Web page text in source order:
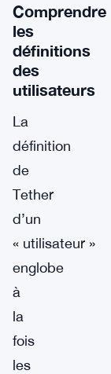
Comprendre
les
définitions
des
utilisateurs
La
définition
de
Tether
d’un
« utilisateur »
englobe
à
la
fois
les